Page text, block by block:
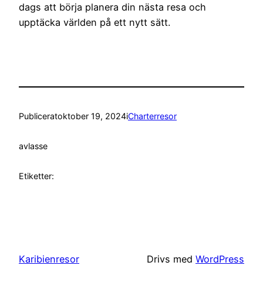
dags att börja planera din nästa resa och
upptäcka världen på ett nytt sätt.
Publiceratoktober 19, 2024iCharterresor
avlasse
Etiketter:
Karibienresor Drivs med WordPress